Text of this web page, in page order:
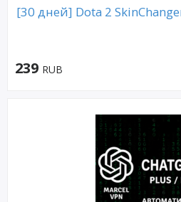
[30 дней] Dota 2
239 RUB